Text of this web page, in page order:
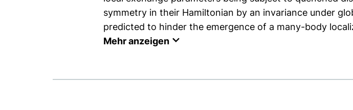
symmetry in their Hamiltonian by an invariance under
predicted to hinder the emergence of a many-body
Mehr anzeigen